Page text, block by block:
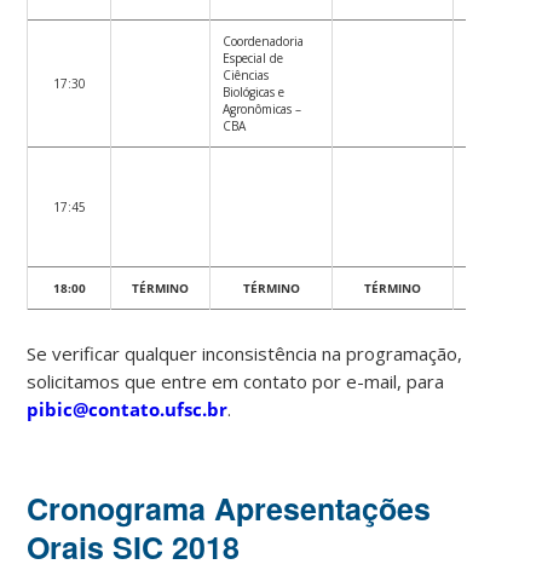
17:30
Coordenadoria
Especial de
Ciências
Biológicas e
Agronômicas –
CBA
17:45
18:00 TÉRMINO TÉRMINO TÉRMINO
Se verificar qualquer inconsistência na programação,
solicitamos que entre em contato por e-mail, para
pibic@contato.ufsc.br.
Cronograma Apresentações
Orais SIC 2018